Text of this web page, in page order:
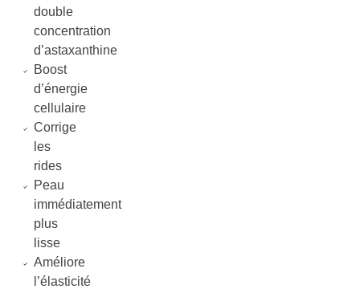
double
concentration
d’astaxanthine
Boost
d’énergie
cellulaire
Corrige
les
rides
Peau
immédiatement
plus
lisse
Améliore
l’élasticité